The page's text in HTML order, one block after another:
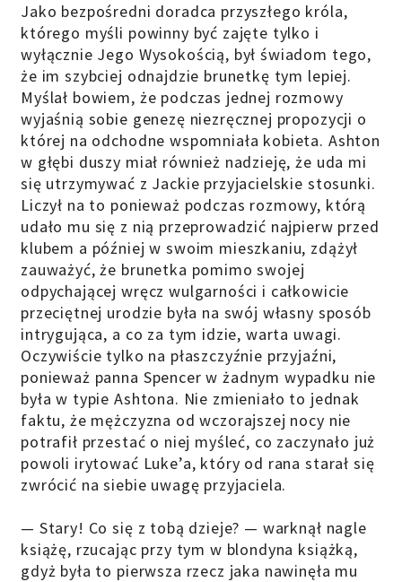
Jako bezpośredni doradca przyszłego króla,
którego myśli powinny być zajęte tylko i
wyłącznie Jego Wysokością, był świadom tego,
że im szybciej odnajdzie brunetkę tym lepiej.
Myślał bowiem, że podczas jednej rozmowy
wyjaśnią sobie genezę niezręcznej propozycji o
której na odchodne wspomniała kobieta. Ashton
w głębi duszy miał również nadzieję, że uda mi
się utrzymywać z Jackie przyjacielskie stosunki.
Liczył na to ponieważ podczas rozmowy, którą
udało mu się z nią przeprowadzić najpierw przed
klubem a później w swoim mieszkaniu, zdążył
zauważyć, że brunetka pomimo swojej
odpychającej wręcz wulgarności i całkowicie
przeciętnej urodzie była na swój własny sposób
intrygująca, a co za tym idzie, warta uwagi.
Oczywiście tylko na płaszczyźnie przyjaźni,
ponieważ panna Spencer w żadnym wypadku nie
była w typie Ashtona. Nie zmieniało to jednak
faktu, że mężczyzna od wczorajszej nocy nie
potrafił przestać o niej myśleć, co zaczynało już
powoli irytować Luke’a, który od rana starał się
zwrócić na siebie uwagę przyjaciela.
— Stary! Co się z tobą dzieje? — warknął nagle
książę, rzucając przy tym w blondyna książką,
gdyż była to pierwsza rzecz jaka nawinęła mu